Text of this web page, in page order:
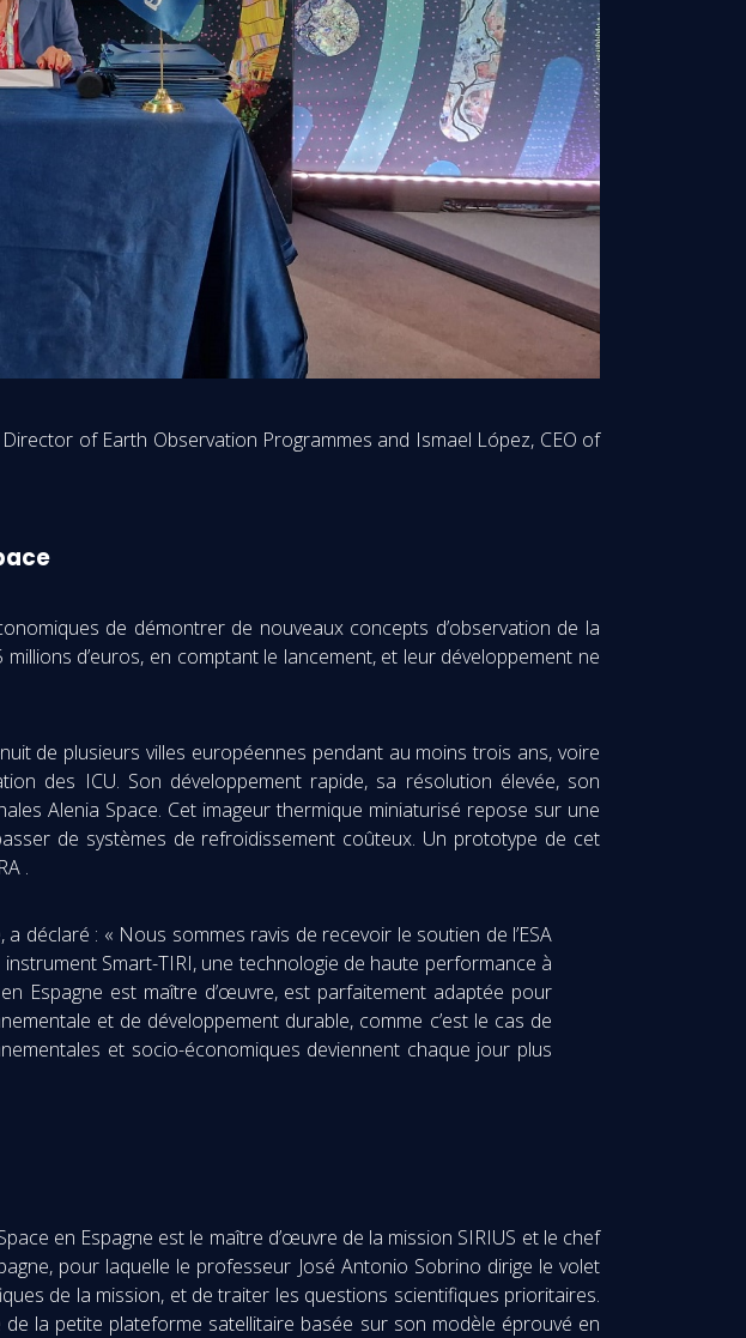
of Earth Observation Programmes and Ismael López, CEO of
de démontrer de nouveaux concepts d’observation de la
d’euros, en comptant le lancement, et leur développement ne
de plusieurs villes européennes pendant au moins trois ans, voire
des ICU. Son développement rapide, sa résolution élevée, son
Alenia Space. Cet imageur thermique miniaturisé repose sur une
de systèmes de refroidissement coûteux. Un prototype de cet
.
déclaré : « Nous sommes ravis de recevoir le soutien de l’ESA
Smart-TIRI, une technologie de haute performance à
Espagne est maître d’œuvre, est parfaitement adaptée pour
et de développement durable, comme c’est le cas de
et socio-économiques deviennent chaque jour plus
en Espagne est le maître d’œuvre de la mission SIRIUS et le chef
pour laquelle le professeur José Antonio Sobrino dirige le volet
de la mission, et de traiter les questions scientifiques prioritaires.
la petite plateforme satellitaire basée sur son modèle éprouvé en